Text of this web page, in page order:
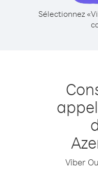
Sélectionnez
Viber